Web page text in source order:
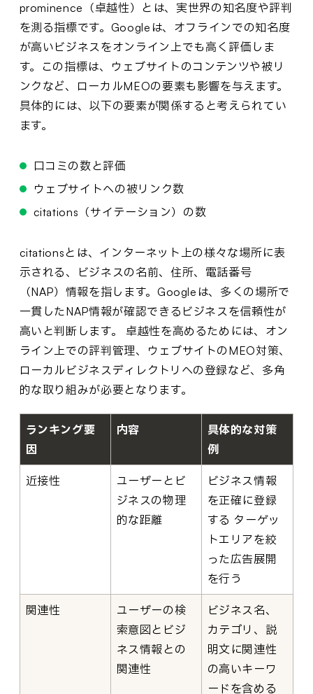
prominence（卓越性）とは、実世界の知名度や評判
を測る指標です。Googleは、オフラインでの知名度
が高いビジネスをオンライン上でも高く評価しま
す。この指標は、ウェブサイトのコンテンツや被リ
ンクなど、ローカルMEOの要素も影響を与えます。
具体的には、以下の要素が関係すると考えられてい
ます。
口コミの数と評価
ウェブサイトへの被リンク数
citations（サイテーション）の数
citationsとは、インターネット上の様々な場所に表
示される、ビジネスの名前、住所、電話番号
（NAP）情報を指します。Googleは、多くの場所で
一貫したNAP情報が確認できるビジネスを信頼性が
高いと判断します。 卓越性を高めるためには、オン
ライン上での評判管理、ウェブサイトのMEO対策、
ローカルビジネスディレクトリへの登録など、多角
的な取り組みが必要となります。
ランキング要
因
内容
具体的な対策
例
近接性
ユーザーとビ
ジネスの物理
的な距離
ビジネス情報
を正確に登録
する ターゲッ
トエリアを絞
った広告展開
を行う
関連性
ユーザーの検
索意図とビジ
ネス情報との
関連性
ビジネス名、
カテゴリ、説
明文に関連性
の高いキーワ
ードを含める